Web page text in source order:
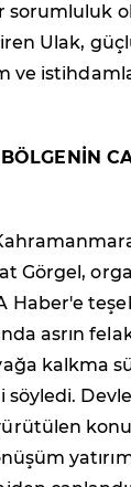
sorumluluk
Ulak,
ve
Görgel,
Haber'e
asrın
kalkma
söyledi.